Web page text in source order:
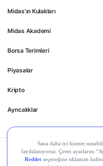
Midas'ın Kulakları
Midas Akademi
Borsa Terimleri
Piyasalar
Kripto
Ayrıcalıklar
Kişisel Verilerin
Gizlilik